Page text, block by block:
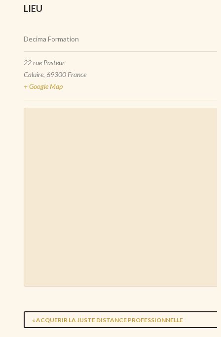
LIEU
Decima Formation
22 rue Pasteur
Caluire, 69300 France
+ Google Map
« ACQUERIR LA JUSTE DISTANCE PROFESSIONNELLE